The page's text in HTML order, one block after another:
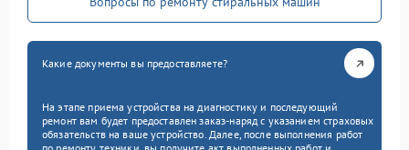
Какие документы вы предоставляете?
На этапе приема устройства на диагностику и последующий
ремонт вам будет предоставлен заказ-наряд с указанием страховых
обязательств на ваше устройство. Далее, после выполнения работ